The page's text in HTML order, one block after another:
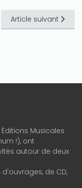
Article suivant
Musicales
!), ont
autour de deux
de CD,